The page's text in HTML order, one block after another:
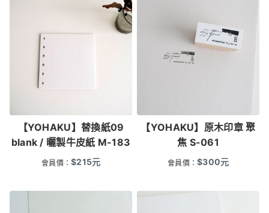
【YOHAKU】替換紙09
blank / 曬製牛皮紙 M-183
會員價：$215元
【YOHAKU】原木印章 聚
焦 S-061
會員價：$300元